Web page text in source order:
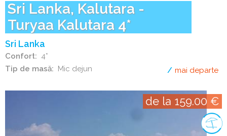
Sri Lanka, Kalutara -
Turyaa Kalutara 4*
Sri Lanka
Confort
4*
Tip de masă
Mic dejun mai departe
de la 159.00 €